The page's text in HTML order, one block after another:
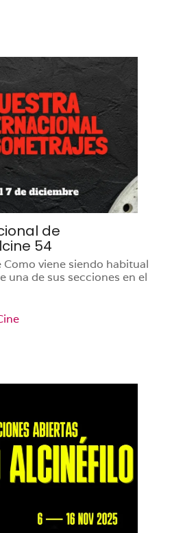
de
54
viene siendo habitual
una de sus secciones en el